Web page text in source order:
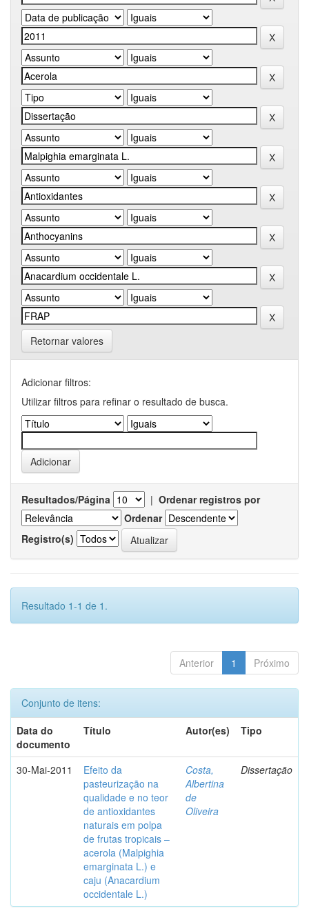
Retornar valores
Adicionar filtros:
Utilizar filtros para refinar o resultado de busca.
Resultados/Página | Ordenar registros por
Ordenar
Registro(s)
Resultado 1-1 de 1.
Anterior 1 Próximo
Conjunto de itens:
Data do
documento
Título Autor(es) Tipo
30-Mai-2011
Efeito da
pasteurização na
qualidade e no teor
de antioxidantes
naturais em polpa
de frutas tropicais –
acerola (Malpighia
emarginata L.) e
caju (Anacardium
occidentale L.)
Costa,
Albertina
de
Oliveira
Dissertação